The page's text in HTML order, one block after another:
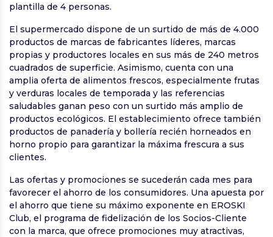
plantilla de 4 personas.
El supermercado dispone de un surtido de más de 4.000
productos de marcas de fabricantes líderes, marcas
propias y productores locales en sus más de 240 metros
cuadrados de superficie. Asimismo, cuenta con una
amplia oferta de alimentos frescos, especialmente frutas
y verduras locales de temporada y las referencias
saludables ganan peso con un surtido más amplio de
productos ecológicos. El establecimiento ofrece también
productos de panadería y bollería recién horneados en
horno propio para garantizar la máxima frescura a sus
clientes.
Las ofertas y promociones se sucederán cada mes para
favorecer el ahorro de los consumidores. Una apuesta por
el ahorro que tiene su máximo exponente en EROSKI
Club, el programa de fidelización de los Socios-Cliente
con la marca, que ofrece promociones muy atractivas,